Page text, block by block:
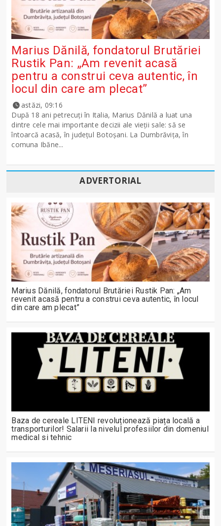
Marius Dănilă, fondatorul Brutăriei
Rustik Pan: „Am revenit acasă
pentru a construi ceva autentic, în
locul din care am plecat”
astăzi, 09:16
După 18 ani petrecuți în Italia, Marius Dănilă a luat una
dintre cele mai importante decizii ale vieții sale: să se
întoarcă acasă, în județul Botoșani. La Dumbrăvița, în
comuna Ibăne...
ADVERTORIAL
Marius Dănilă, fondatorul Brutăriei Rustik Pan: „Am
revenit acasă pentru a construi ceva autentic, în locul
din care am plecat”
Baza de cereale LITENI revoluționează piața locală a
transporturilor! Salarii la nivelul profesiilor din domeniul
medical si tehnic